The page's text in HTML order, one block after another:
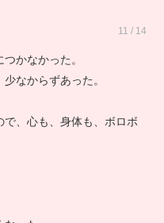
11 / 14
かなかった。
なからずあった。
、心も、身体も、ボロボ